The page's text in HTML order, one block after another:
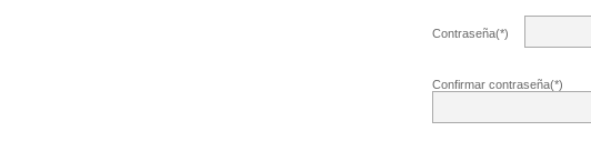
Contraseña(*)
Confirmar contraseña(*)